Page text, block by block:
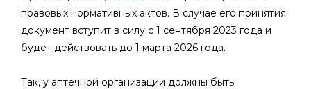
правовых нормативных актов. В случае его принятия
документ вступит в силу с 1 сентября 2023 года и
будет действовать до 1 марта 2026 года.
Так, у аптечной организации должны быть